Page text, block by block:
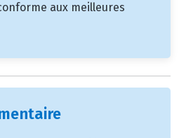
aux meilleures